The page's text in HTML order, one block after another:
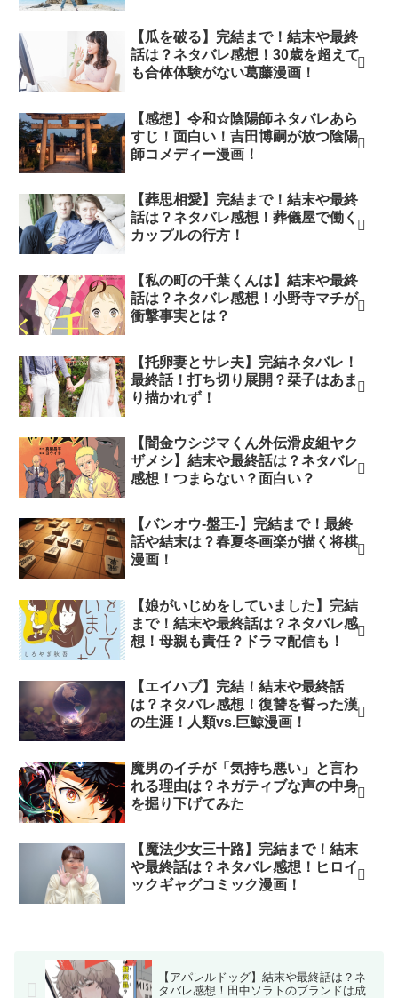
【瓜を破る】完結まで！結末や最終
話は？ネタバレ感想！30歳を超えて
も合体体験がない葛藤漫画！
【感想】令和☆陰陽師ネタバレあら
すじ！面白い！吉田博嗣が放つ陰陽
師コメディー漫画！
【葬思相愛】完結まで！結末や最終
話は？ネタバレ感想！葬儀屋で働く
カップルの行方！
【私の町の千葉くんは】結末や最終
話は？ネタバレ感想！小野寺マチが
衝撃事実とは？
【托卵妻とサレ夫】完結ネタバレ！
最終話！打ち切り展開？栞子はあま
り描かれず！
【闇金ウシジマくん外伝滑皮組ヤク
ザメシ】結末や最終話は？ネタバレ
感想！つまらない？面白い？
【バンオウ-盤王-】完結まで！最終
話や結末は？春夏冬画楽が描く将棋
漫画！
【娘がいじめをしていました】完結
まで！結末や最終話は？ネタバレ感
想！母親も責任？ドラマ配信も！
【エイハブ】完結！結末や最終話
は？ネタバレ感想！復讐を誓った漢
の生涯！人類vs.巨鯨漫画！
魔男のイチが「気持ち悪い」と言わ
れる理由は？ネガティブな声の中身
を掘り下げてみた
【魔法少女三十路】完結まで！結末
や最終話は？ネタバレ感想！ヒロイ
ックギャグコミック漫画！
【アパレルドッグ】結末や最終話は？ネ
タバレ感想！田中ソラトのブランドは成